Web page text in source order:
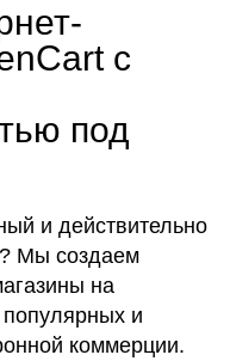
с
под
и действительно
Мы создаем
на
и
коммерции.